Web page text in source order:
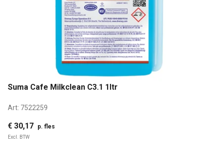
Suma Cafe Milkclean C3.1 1ltr
Art: 7522259
€ 30,17 p. fles
Excl. BTW